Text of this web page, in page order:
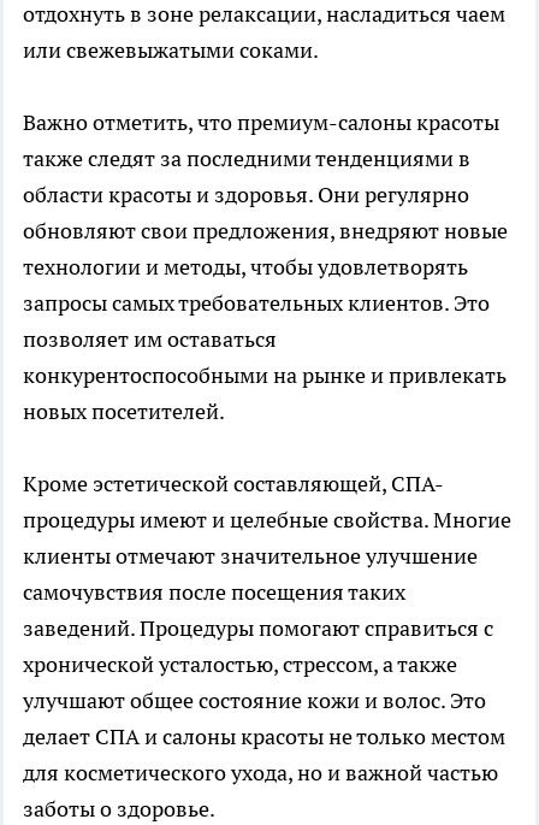
отдохнуть в зоне релаксации, насладиться чаем
или свежевыжатыми соками.
Важно отметить, что премиум-салоны красоты
также следят за последними тенденциями в
области красоты и здоровья. Они регулярно
обновляют свои предложения, внедряют новые
технологии и методы, чтобы удовлетворять
запросы самых требовательных клиентов. Это
позволяет им оставаться
конкурентоспособными на рынке и привлекать
новых посетителей.
Кроме эстетической составляющей, СПА-
процедуры имеют и целебные свойства. Многие
клиенты отмечают значительное улучшение
самочувствия после посещения таких
заведений. Процедуры помогают справиться с
хронической усталостью, стрессом, а также
улучшают общее состояние кожи и волос. Это
делает СПА и салоны красоты не только местом
для косметического ухода, но и важной частью
заботы о здоровье.